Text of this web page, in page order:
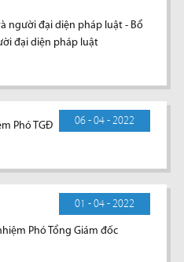
người đại diện pháp luật - Bổ
đại diện pháp luật
06 - 04 - 2022
Phó TGĐ
01 - 04 - 2022
Phó Tổng Giám đốc